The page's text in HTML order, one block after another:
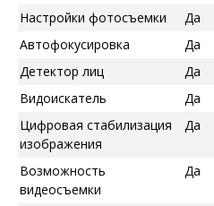
Настройки фотосъемки
Да
Автофокусировка
Да
Детектор лиц
Да
Видоискатель
Да
Цифровая стабилизация
изображения
Да
Возможность
видеосъемки
Да